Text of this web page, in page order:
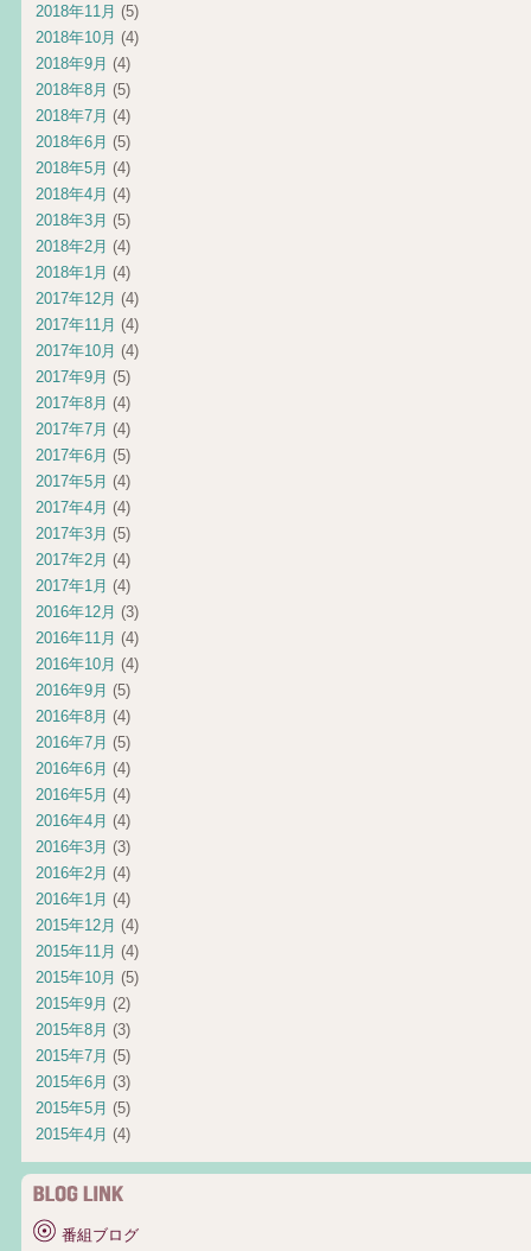
2018年11月 (5)
2018年10月 (4)
2018年9月 (4)
2018年8月 (5)
2018年7月 (4)
2018年6月 (5)
2018年5月 (4)
2018年4月 (4)
2018年3月 (5)
2018年2月 (4)
2018年1月 (4)
2017年12月 (4)
2017年11月 (4)
2017年10月 (4)
2017年9月 (5)
2017年8月 (4)
2017年7月 (4)
2017年6月 (5)
2017年5月 (4)
2017年4月 (4)
2017年3月 (5)
2017年2月 (4)
2017年1月 (4)
2016年12月 (3)
2016年11月 (4)
2016年10月 (4)
2016年9月 (5)
2016年8月 (4)
2016年7月 (5)
2016年6月 (4)
2016年5月 (4)
2016年4月 (4)
2016年3月 (3)
2016年2月 (4)
2016年1月 (4)
2015年12月 (4)
2015年11月 (4)
2015年10月 (5)
2015年9月 (2)
2015年8月 (3)
2015年7月 (5)
2015年6月 (3)
2015年5月 (5)
2015年4月 (4)
番組ブログ